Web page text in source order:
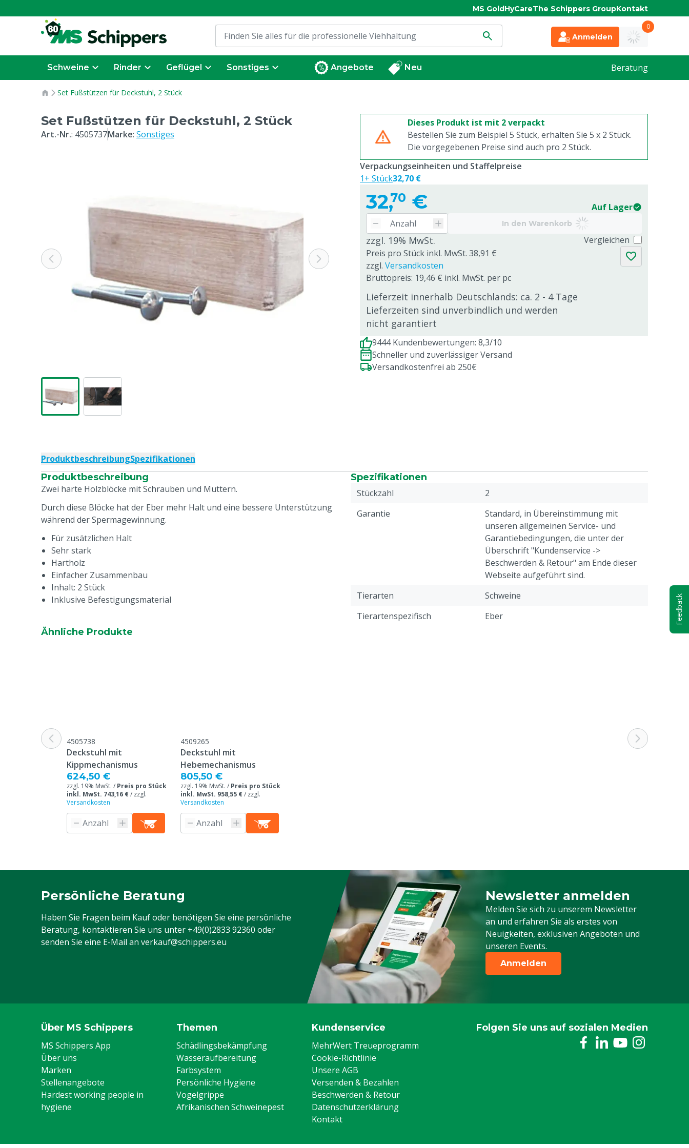
MS GoldHyCareThe Schippers GroupKontakt
Anmelden
0
Schweine Rinder Geflügel Sonstiges Angebote Neu Beratung
Set Fußstützen für Deckstuhl, 2 Stück
Set Fußstützen für Deckstuhl, 2 Stück
Art.-Nr.: 4505737Marke: Sonstiges
Dieses Produkt ist mit 2 verpackt
Bestellen Sie zum Beispiel 5 Stück, erhalten Sie 5 x 2 Stück.
Die vorgegebenen Preise sind auch pro 2 Stück.
32,70 € Auf Lager
In den Warenkorb
zzgl. 19% MwSt.
Preis pro Stück inkl. MwSt. 38,91 €
zzgl. Versandkosten
Bruttopreis: 19,46 € inkl. MwSt. per pc
Lieferzeit innerhalb Deutschlands: ca. 2 - 4 Tage
Lieferzeiten sind unverbindlich und werden
nicht garantiert
Vergleichen
Verpackungseinheiten und Staffelpreise
1+ Stück32,70 €
9444 Kundenbewertungen: 8,3/10
Schneller und zuverlässiger Versand
Versandkostenfrei ab 250€
ProduktbeschreibungSpezifikationen
Produktbeschreibung
Zwei harte Holzblöcke mit Schrauben und Muttern.
Durch diese Blöcke hat der Eber mehr Halt und eine bessere Unterstützung
während der Spermagewinnung.
Für zusätzlichen Halt
Sehr stark
Hartholz
Einfacher Zusammenbau
Inhalt: 2 Stück
Inklusive Befestigungsmaterial
Spezifikationen
Stückzahl
2
Garantie
Standard, in Übereinstimmung mit
unseren allgemeinen Service- und
Garantiebedingungen, die unter der
Überschrift "Kundenservice ->
Beschwerden & Retour" am Ende dieser
Webseite aufgeführt sind.
Tierarten
Schweine
Tierartenspezifisch
Eber
Ähnliche Produkte
4505738
Deckstuhl mit
Kippmechanismus
624,50 €
zzgl. 19% MwSt. / Preis pro Stück
inkl. MwSt. 743,16 €/ zzgl.
Versandkosten
4509265
Deckstuhl mit
Hebemechanismus
805,50 €
zzgl. 19% MwSt. / Preis pro Stück
inkl. MwSt. 958,55 €/ zzgl.
Versandkosten
Persönliche Beratung
Haben Sie Fragen beim Kauf oder benötigen Sie eine persönliche
Beratung, kontaktieren Sie uns unter +49(0)2833 92360 oder
senden Sie eine E-Mail an verkauf@schippers.eu
Newsletter anmelden
Melden Sie sich zu unserem Newsletter
an und erfahren Sie als erstes von
Neuigkeiten, exklusiven Angeboten und
unseren Events.
Melden Sie sich für unseren Newsletter
Anmelden
Über MS Schippers
MS Schippers App
Über uns
Marken
Stellenangebote
Hardest working people in
hygiene
Themen
Schädlingsbekämpfung
Wasseraufbereitung
Farbsystem
Persönliche Hygiene
Vogelgrippe
Afrikanischen Schweinepest
Kundenservice
MehrWert Treueprogramm
Cookie-Richtlinie
Unsere AGB
Versenden & Bezahlen
Beschwerden & Retour
Datenschutzerklärung
Kontakt
Folgen Sie uns auf sozialen Medien
Feedback